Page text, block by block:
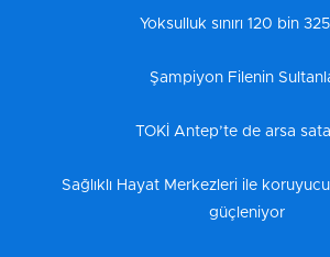
Yoksulluk sınırı 120 bin
Şampiyon Filenin
TOKİ Antep’te de arsa
Sağlıklı Hayat Merkezleri ile
güçleniyor